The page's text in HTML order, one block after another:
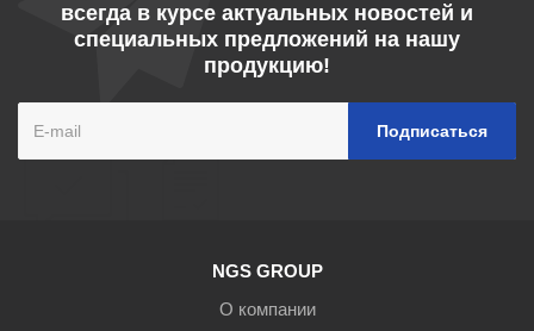
всегда в курсе актуальных новостей и
специальных предложений на нашу
продукцию!
NGS GROUP
О компании